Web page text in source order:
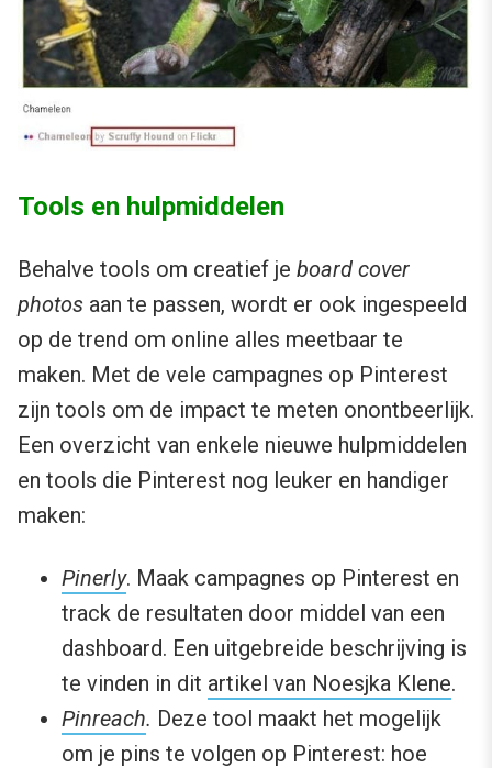
Tools en hulpmiddelen
Behalve tools om creatief je board cover
photos aan te passen, wordt er ook ingespeeld
op de trend om online alles meetbaar te
maken. Met de vele campagnes op Pinterest
zijn tools om de impact te meten onontbeerlijk.
Een overzicht van enkele nieuwe hulpmiddelen
en tools die Pinterest nog leuker en handiger
maken:
Pinerly. Maak campagnes op Pinterest en
track de resultaten door middel van een
dashboard. Een uitgebreide beschrijving is
te vinden in dit artikel van Noesjka Klene.
Pinreach. Deze tool maakt het mogelijk
om je pins te volgen op Pinterest: hoe